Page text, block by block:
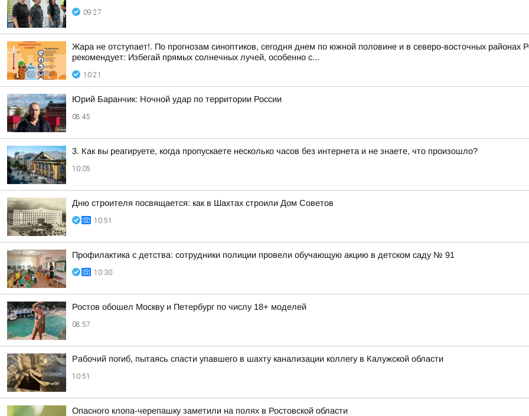
09:27
Жара не отступает!. По прогнозам синоптиков, сегодня днем по южной половине и в северо-восточных
рекомендует: Избегай прямых солнечных лучей, особенно с...
10:21
Юрий Баранчик: Ночной удар по территории России
08:45
3. Как вы реагируете, когда пропускаете несколько часов без интернета и не знаете, что произошло?
10:05
Дню строителя посвящается: как в Шахтах строили Дом Советов
10:51
Профилактика с детства: сотрудники полиции провели обучающую акцию в детском саду № 91
10:30
Ростов обошел Москву и Петербург по числу 18+ моделей
08:57
Рабочий погиб, пытаясь спасти упавшего в шахту канализации коллегу в Калужской области
10:51
Опасного клопа-черепашку заметили на полях в Ростовской области